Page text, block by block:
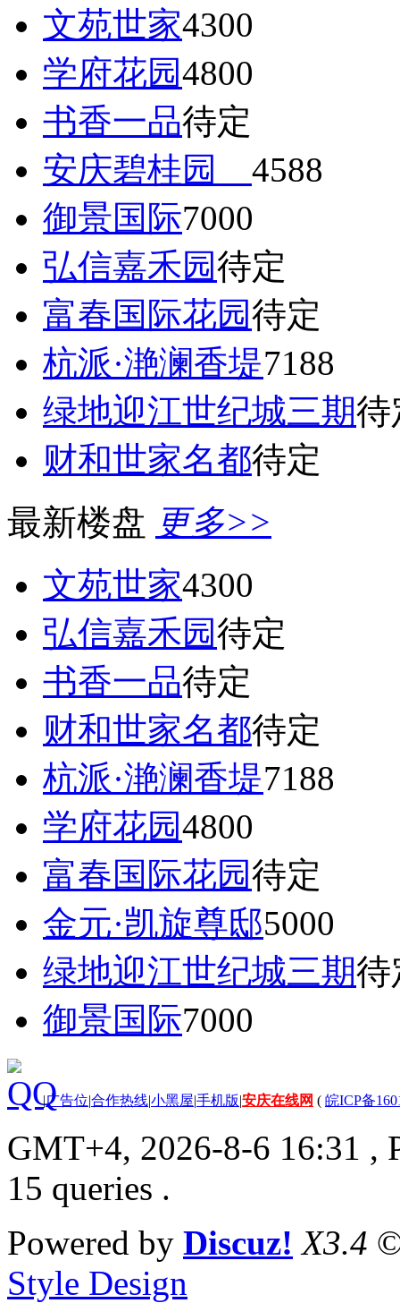
文苑世家4300
学府花园4800
书香一品待定
安庆碧桂园 4588
御景国际7000
弘信嘉禾园待定
富春国际花园待定
杭派·滟澜香堤7188
绿地迎江世纪城三期待
财和世家名都待定
最新楼盘 更多>>
文苑世家4300
弘信嘉禾园待定
书香一品待定
财和世家名都待定
杭派·滟澜香堤7188
学府花园4800
富春国际花园待定
金元·凯旋尊邸5000
绿地迎江世纪城三期待
御景国际7000
|广告位|合作热线|小黑屋|手机版|安庆在线网 ( 皖ICP备
GMT+4, 2026-8-6 16:31 ,
15 queries .
Powered by Discuz! X3.4
Style Design